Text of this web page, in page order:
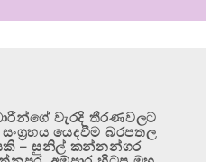
වැරදි තීරණවලට
යෙදවීම බරපතල
– සුනිල් කන්නන්ගර